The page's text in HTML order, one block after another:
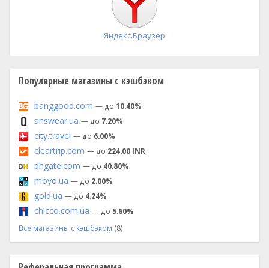
Яндекс.Браузер
Популярные магазины с кэшбэком
banggood.com — до 10.40%
answear.ua — до 7.20%
city.travel — до 6.00%
cleartrip.com — до 224.00 INR
dhgate.com — до 40.80%
moyo.ua — до 2.00%
gold.ua — до 4.24%
chicco.com.ua — до 5.60%
Все магазины с кэшбэком (8)